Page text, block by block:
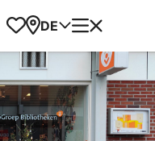
Favoriten
Karte
DE Menü